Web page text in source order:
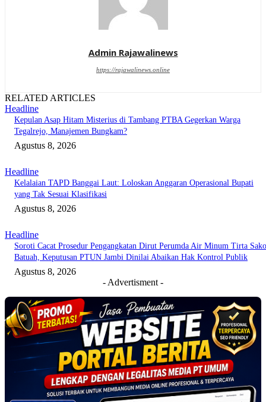
Admin Rajawalinews
https://rajawalinews.online
RELATED ARTICLES
Headline
Kepulan Asap Hitam Misterius di Tambang PTBA Gegerkan Warga
Tegalrejo, Manajemen Bungkam?
Agustus 8, 2026
Headline
Kelalaian TAPD Banggai Laut: Loloskan Anggaran Operasional Bupati
yang Tak Sesuai Klasifikasi
Agustus 8, 2026
Headline
Soroti Cacat Prosedur Pengangkatan Dirut Perumda Air Minum Tirta Sako
Batuah, Keputusan PTUN Jambi Dinilai Abaikan Hak Kontrol Publik
Agustus 8, 2026
- Advertisment -